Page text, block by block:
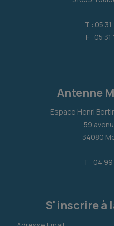
T : 05
F : 05
Antenne
Espace Henri
59
34080
T : 04
S'inscrire à